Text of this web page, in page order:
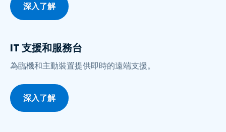
深入了解
IT 支援和服務台
為臨機和主動裝置提供即時的遠端支援。
深入了解